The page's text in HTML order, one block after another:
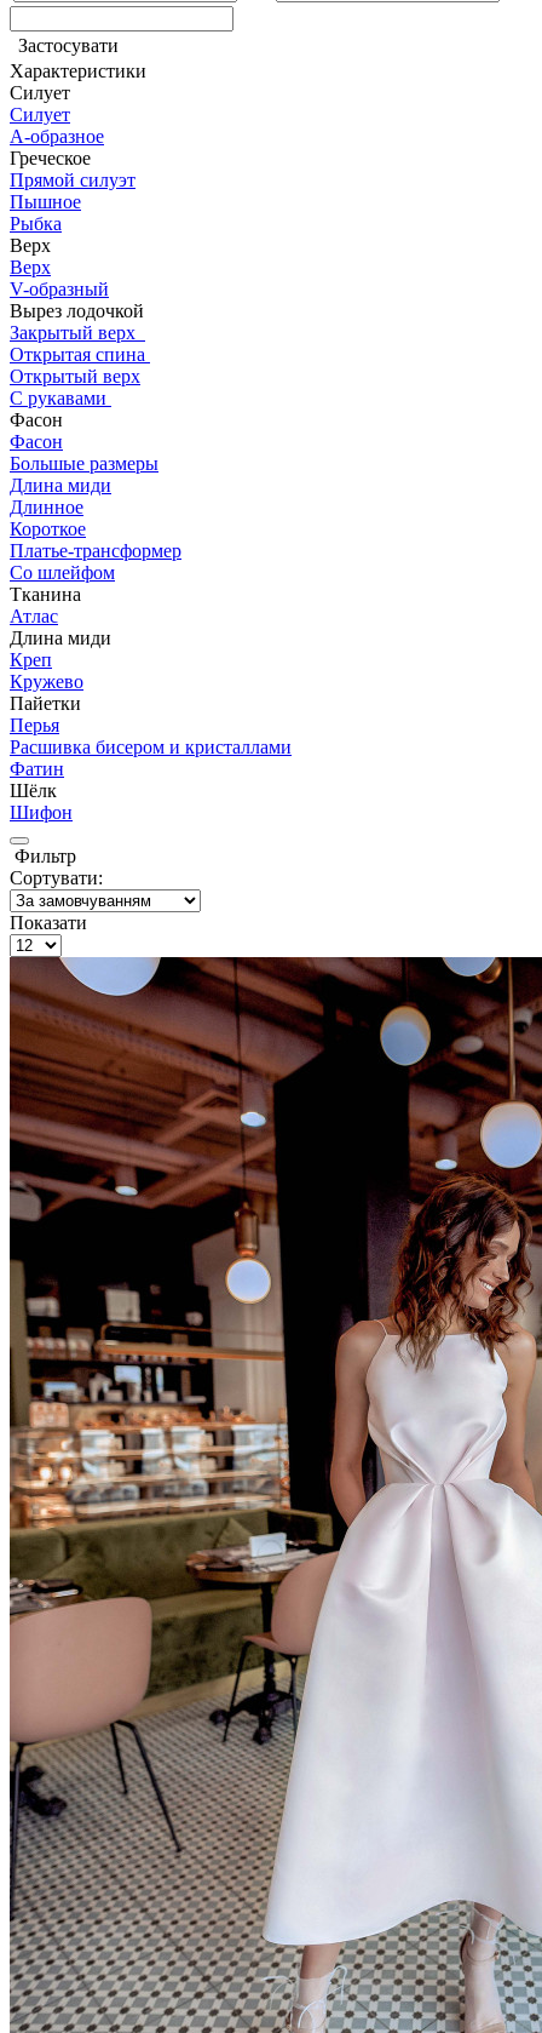
Застосувати
Характеристики
Силует
Силует
А-образное
Греческое
Прямой силуэт
Пышное
Рыбка
Верх
Верх
V-образный
Вырез лодочкой
Закрытый верх
Открытая спина
Открытый верх
С рукавами
Фасон
Фасон
Большые размеры
Длина миди
Длинное
Короткое
Платье-трансформер
Со шлейфом
Тканина
Атлас
Длина миди
Креп
Кружево
Пайетки
Перья
Расшивка бисером и кристаллами
Фатин
Шёлк
Шифон
Фильтр
Сортувати:
Показати